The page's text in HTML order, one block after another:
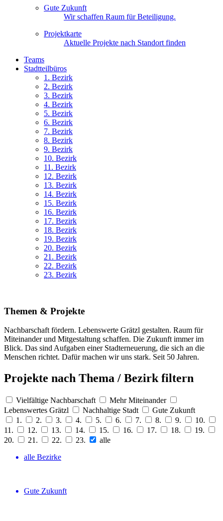
Gute Zukunft
Wir schaffen Raum für Beteiligung.
Projektkarte
Aktuelle Projekte nach Standort finden
Teams
Stadtteilbüros
1. Bezirk
2. Bezirk
3. Bezirk
4. Bezirk
5. Bezirk
6. Bezirk
7. Bezirk
8. Bezirk
9. Bezirk
10. Bezirk
11. Bezirk
12. Bezirk
13. Bezirk
14. Bezirk
15. Bezirk
16. Bezirk
17. Bezirk
18. Bezirk
19. Bezirk
20. Bezirk
21. Bezirk
22. Bezirk
23. Bezirk
Themen & Projekte
Nachbarschaft fördern. Lebenswerte Grätzl gestalten. Raum für
Miteinander und Mitgestaltung schaffen. Die Zukunft immer im
Blick. Das sind Aufgaben einer Stadterneuerung, die sich an die
Menschen richtet. Dafür machen wir uns stark. Seit 50 Jahren.
Projekte nach Thema / Bezirk filtern
Vielfältige Nachbarschaft
Mehr Miteinander
Lebenswertes Grätzl
Nachhaltige Stadt
Gute Zukunft
1.
2. 3. 4. 5. 6. 7. 8. 9.
10.
11.
12. 13. 14. 15. 16. 17. 18.
19.
20.
21. 22. 23.
alle
alle Bezirke
Gute Zukunft